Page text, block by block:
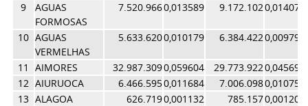
9
AGUAS
FORMOSAS
7.520.9660,013589 9.172.1020,014077
10 AGUAS
VERMELHAS
5.633.6200,010179 6.384.4220,009799
11 AIMORES 32.987.3090,059604 29.773.9220,045697
12 AIURUOCA 6.466.5950,011684 7.006.0980,010753
13 ALAGOA 626.7190,001132 785.1570,001205